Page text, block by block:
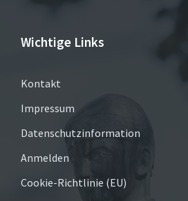
Wichtige Links
Kontakt
Impressum
Datenschutzinformation
Anmelden
Cookie-Richtlinie (EU)